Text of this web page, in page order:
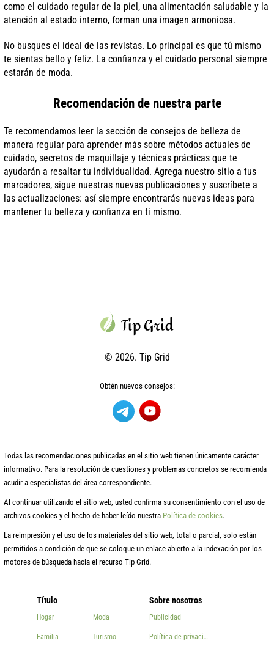
como el cuidado regular de la piel, una alimentación saludable y la
atención al estado interno, forman una imagen armoniosa.
No busques el ideal de las revistas. Lo principal es que tú mismo
te sientas bello y feliz. La confianza y el cuidado personal siempre
estarán de moda.
Recomendación de nuestra parte
Te recomendamos leer la sección de consejos de belleza de
manera regular para aprender más sobre métodos actuales de
cuidado, secretos de maquillaje y técnicas prácticas que te
ayudarán a resaltar tu individualidad. Agrega nuestro sitio a tus
marcadores, sigue nuestras nuevas publicaciones y suscríbete a
las actualizaciones: así siempre encontrarás nuevas ideas para
mantener tu belleza y confianza en ti mismo.
© 2026. Tip Grid
Obtén nuevos consejos:
Título
Hogar
Familia
Moda
Turismo
Sobre nosotros
Publicidad
Política de privacidad
Todas las recomendaciones publicadas en el sitio web tienen únicamente carácter
informativo. Para la resolución de cuestiones y problemas concretos se recomienda
acudir a especialistas del área correspondiente.
Al continuar utilizando el sitio web, usted confirma su consentimiento con el uso de
archivos cookies y el hecho de haber leído nuestra Política de cookies.
La reimpresión y el uso de los materiales del sitio web, total o parcial, solo están
permitidos a condición de que se coloque un enlace abierto a la indexación por los
motores de búsqueda hacia el recurso Tip Grid.